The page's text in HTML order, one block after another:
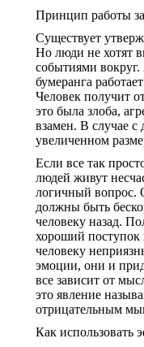
Принцип работы
Существует
Но люди не хотят
событиями вокруг.
бумеранга
Человек получит
это была злоба,
взамен. В случае с
увеличенном
Если все так
людей живут
логичный вопрос.
должны быть
человеку назад.
хороший поступок
человеку
эмоции, они и
все зависит от
это явление
отрицательным
Как использовать